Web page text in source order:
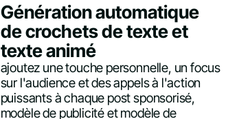
Génération automatique
de crochets de texte et
texte animé
ajoutez une touche personnelle, un focus
sur l'audience et des appels à l'action
puissants à chaque post sponsorisé,
modèle de publicité et modèle de